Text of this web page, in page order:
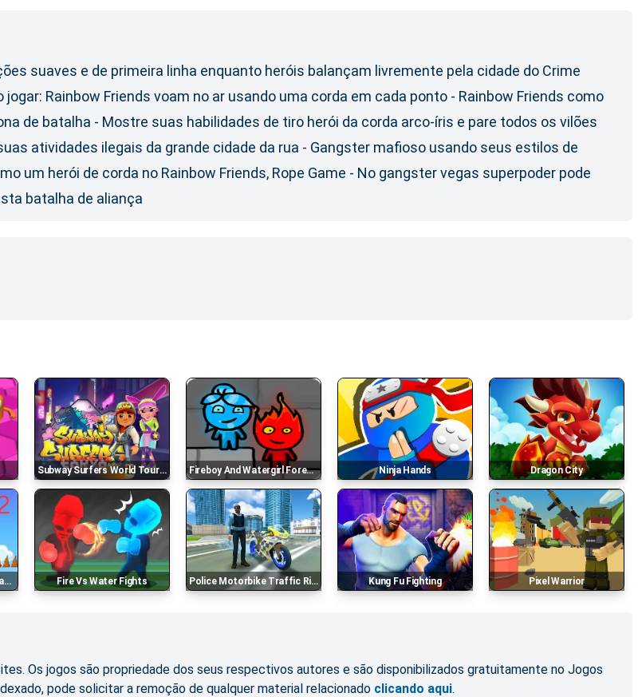
suaves e de primeira linha enquanto heróis balançam livremente pela cidade do Crime
Rainbow Friends voam no ar usando uma corda em cada ponto - Rainbow Friends como
de batalha - Mostre suas habilidades de tiro herói da corda arco-íris e pare todos os vilões
atividades ilegais da grande cidade da rua - Gangster mafioso usando seus estilos de
um herói de corda no Rainbow Friends, Rope Game - No gangster vegas superpoder pode
batalha de aliança
Subway Surfers World Tour Tokyo Fireboy And Watergirl Forest Temple Ninja Hands Dragon City
Fire Vs Water Fights Police Motorbike Traffic Rider Kung Fu Fighting Pixel Warrior
Os jogos são propriedade dos seus respectivos autores e são disponibilizados gratuitamente no Jogos
pode solicitar a remoção de qualquer material relacionado clicando aqui.